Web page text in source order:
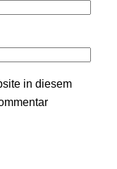
in diesem